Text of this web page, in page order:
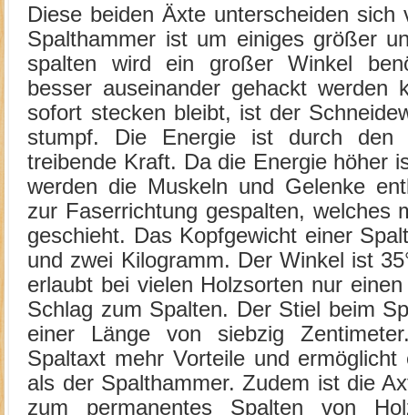
Diese beiden Äxte unterscheiden sich
Spalthammer ist um einiges größer
spalten wird ein großer Winkel
besser auseinander gehackt werden
sofort stecken bleibt, ist der
stumpf. Die Energie ist durch den
treibende Kraft. Da die Energie höher
werden die Muskeln und Gelenke
zur Faserrichtung gespalten, welches
geschieht. Das Kopfgewicht einer
und zwei Kilogramm. Der Winkel ist
erlaubt bei vielen Holzsorten nur
Schlag zum Spalten. Der Stiel beim
einer Länge von siebzig
Spaltaxt mehr Vorteile und ermöglicht
als der Spalthammer. Zudem ist die
zum permanentes Spalten von